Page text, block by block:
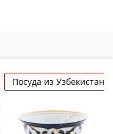
Посуда из Узбекистана